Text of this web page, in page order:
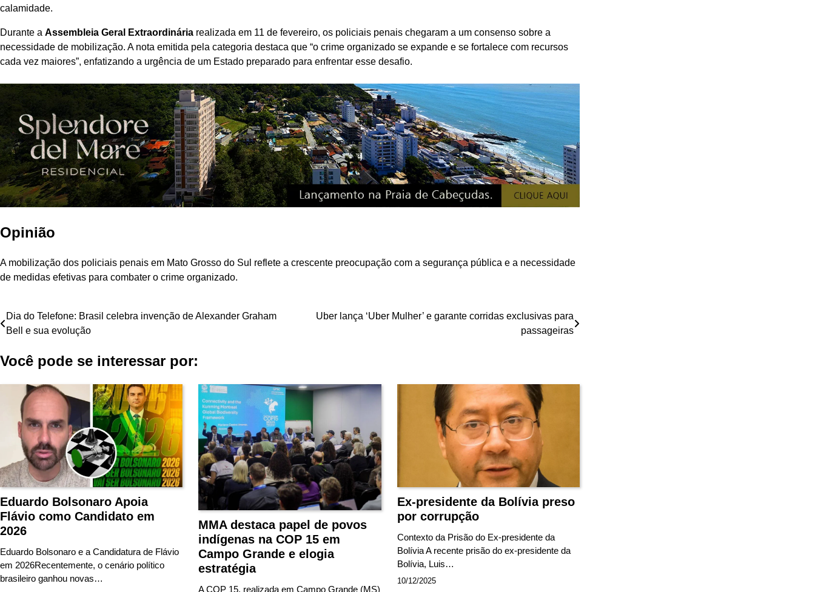
calamidade.
Durante a Assembleia Geral Extraordinária realizada em 11 de fevereiro, os policiais penais chegaram a um consenso sobre a
necessidade de mobilização. A nota emitida pela categoria destaca que “o crime organizado se expande e se fortalece com recursos
cada vez maiores”, enfatizando a urgência de um Estado preparado para enfrentar esse desafio.
Opinião
A mobilização dos policiais penais em Mato Grosso do Sul reflete a crescente preocupação com a segurança pública e a necessidade
de medidas efetivas para combater o crime organizado.
Navegação
Post
Dia do Telefone: Brasil celebra invenção de Alexander Graham
Bell e sua evolução
Uber lança ‘Uber Mulher’ e garante corridas exclusivas para
passageiras
Você pode se interessar por:
Eduardo Bolsonaro Apoia
Flávio como Candidato em
2026
Eduardo Bolsonaro e a Candidatura de Flávio
em 2026Recentemente, o cenário político
brasileiro ganhou novas…
MMA destaca papel de povos
indígenas na COP 15 em
Campo Grande e elogia
estratégia
A COP 15, realizada em Campo Grande (MS)
Ex-presidente da Bolívia preso
por corrupção
Contexto da Prisão do Ex-presidente da
Bolívia A recente prisão do ex-presidente da
Bolívia, Luis…
10/12/2025